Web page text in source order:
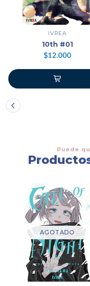
IVREA
10th #01
$12.000
Puede
AGOTADO